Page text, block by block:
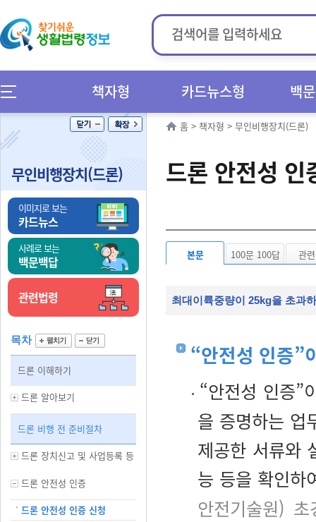
책자형 카드뉴스형 백
무인비행장치(드론)
이미지로 보는
카드뉴스
사례로 보는
백문백답
관련법령
목차
드론 이해하기
드론 알아보기
드론 비행 전 준비절차
드론 장치신고 및 사업등록 등
드론 안전성 인증
드론 안전성 인증 신청
홈 > 책자형 > 무인비행장치(드론)
드론 안전성 인
본문 100문 100답 관
최대이륙중량이 25kg을 초과
“안전성 인증”
“안전성 인증”
을 증명하는 업
제공한 서류와
능 등을 확인하
안전기술원)